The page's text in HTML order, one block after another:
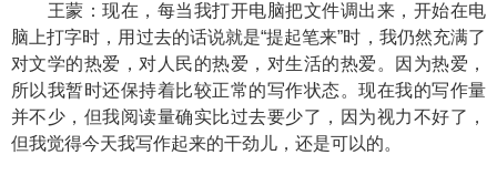
王蒙：现在，每当我打开电脑把文件调出来，开始在电
脑上打字时，用过去的话说就是“提起笔来”时，我仍然充满了
对文学的热爱，对人民的热爱，对生活的热爱。因为热爱，
所以我暂时还保持着比较正常的写作状态。现在我的写作量
并不少，但我阅读量确实比过去要少了，因为视力不好了，
但我觉得今天我写作起来的干劲儿，还是可以的。